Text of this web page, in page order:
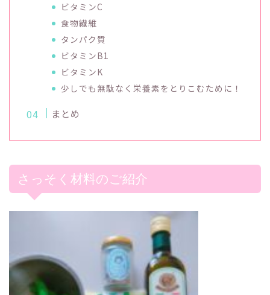
ビタミンC
食物繊維
タンパク質
ビタミンB1
ビタミンK
少しでも無駄なく栄養素をとりこむために！
まとめ
さっそく材料のご紹介